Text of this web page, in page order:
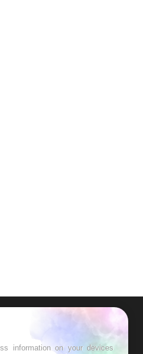
information on your devices